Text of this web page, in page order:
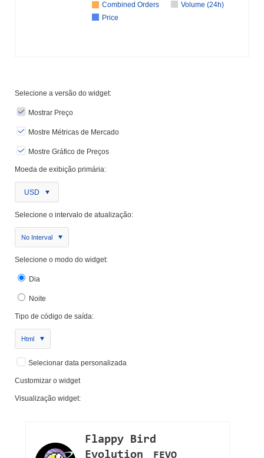
Combined Orders
Volume (24h)
Price
Selecione a versão do widget:
Mostrar Preço
Mostre Métricas de Mercado
Mostre Gráfico de Preços
Moeda de exibição primária:
USD
Selecione o intervalo de atualização:
No Interval
Selecione o modo do widget:
Dia
Noite
Tipo de código de saída:
Html
Selecionar data personalizada
Customizar o widget
Visualização widget: